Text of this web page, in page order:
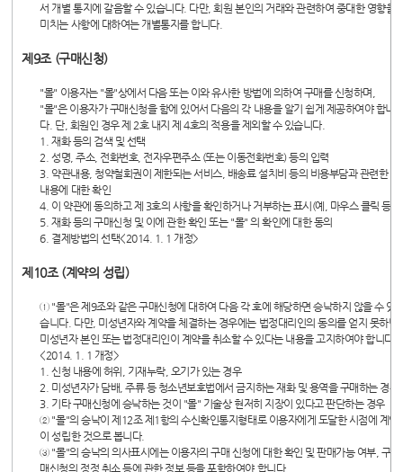
서 개별 통지에 갈음할 수 있습니다. 다만, 회원 본인의 거래와 관련하여 중대한 영향을
미치는 사항에 대하여는 개별통지를 합니다.
제9조 (구매신청)
"몰" 이용자는 "몰"상에서 다음 또는 이와 유사한 방법에 의하여 구매를 신청하며,
"몰"은 이용자가 구매신청을 함에 있어서 다음의 각 내용을 알기 쉽게 제공하여야 합니
다. 단, 회원인 경우 제 2호 내지 제 4호의 적용을 제외할 수 있습니다.
1. 재화 등의 검색 및 선택
2. 성명, 주소, 전화번호, 전자우편주소 (또는 이동전화번호) 등의 입력
3. 약관내용, 청약철회권이 제한되는 서비스, 배송료 설치비 등의 비용부담과 관련한
내용에 대한 확인
4. 이 약관에 동의하고 제 3호의 사항을 확인하거나 거부하는 표시(예, 마우스 클릭 등)
5. 재화 등의 구매신청 및 이에 관한 확인 또는 "몰" 의 확인에 대한 동의
6. 결제방법의 선택<2014. 1. 1 개정>
제10조 (계약의 성립)
① "몰"은 제9조와 같은 구매신청에 대하여 다음 각 호에 해당하면 승낙하지 않을 수 있
습니다. 다만, 미성년자와 계약을 체결하는 경우에는 법정대리인의 동의를 얻지 못하면
미성년자 본인 또는 법정대리인이 계약을 취소할 수 있다는 내용을 고지하여야 합니다.
<2014. 1. 1 개정>
1. 신청 내용에 허위, 기재누락, 오기가 있는 경우
2. 미성년자가 담배, 주류 등 청소년보호법에서 금지하는 재화 및 용역을 구매하는 경우
3. 기타 구매신청에 승낙하는 것이 "몰" 기술상 현저히 지장이 있다고 판단하는 경우
② "몰"의 승낙이 제12조 제1항의 수신확인통지형태로 이용자에게 도달한 시점에 계약
이 성립한 것으로 봅니다.
③ "몰"의 승낙의 의사표시에는 이용자의 구매 신청에 대한 확인 및 판매가능 여부, 구
매신청의 정정 취소 등에 관한 정보 등을 포함하여야 합니다.